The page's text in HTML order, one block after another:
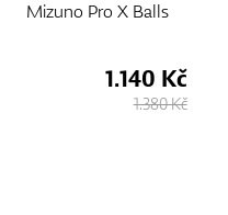
Mizuno Pro X Balls
1.140 Kč
1.380 Kč